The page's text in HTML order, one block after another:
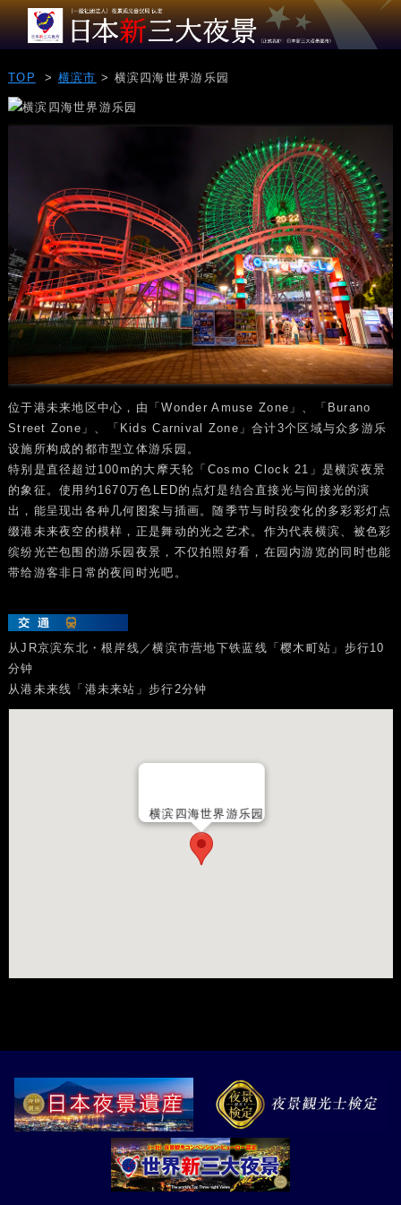
TOP > 横滨市 > 横滨四海世界游乐园
位于港未来地区中心，由「Wonder Amuse Zone」、「Burano
Street Zone」、「Kids Carnival Zone」合计3个区域与众多游乐
设施所构成的都市型立体游乐园。
特别是直径超过100m的大摩天轮「Cosmo Clock 21」是横滨夜景
的象征。使用约1670万色LED的点灯是结合直接光与间接光的演
出，能呈现出各种几何图案与插画。随季节与时段变化的多彩彩灯点
缀港未来夜空的模样，正是舞动的光之艺术。作为代表横滨、被色彩
缤纷光芒包围的游乐园夜景，不仅拍照好看，在园内游览的同时也能
带给游客非日常的夜间时光吧。
从JR京滨东北・根岸线／横滨市营地下铁蓝线「樱木町站」步行10
分钟
从港未来线「港未来站」步行2分钟
横滨四海世界游乐园